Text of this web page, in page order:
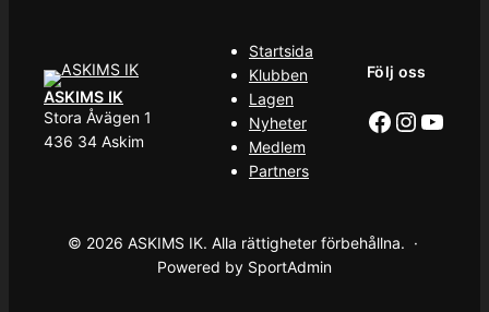
ASKIMS IK
Stora Åvägen 1
436 34 Askim
Startsida
Klubben
Lagen
Nyheter
Medlem
Partners
Följ oss
Facebook
© 2026 ASKIMS IK. Alla rättigheter förbehållna. ·
Powered by SportAdmin